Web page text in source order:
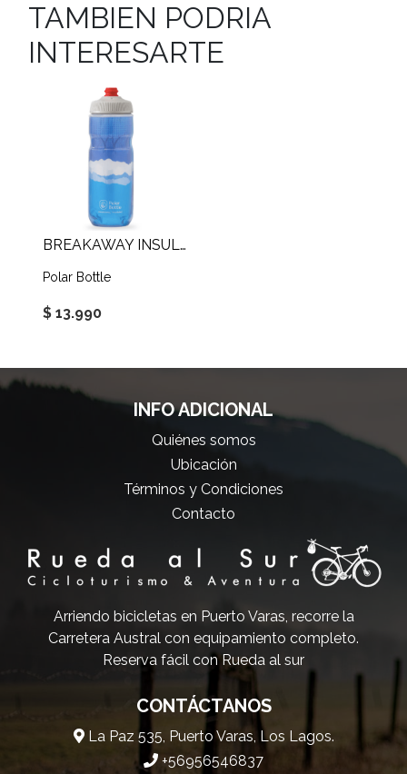
TAMBIEN PODRIA
INTERESARTE
BREAKAWAY INSULATED SURGE 600 ML
Polar Bottle
$ 13.990
INFO ADICIONAL
Quiénes somos
Ubicación
Términos y Condiciones
Contacto
Arriendo bicicletas en Puerto Varas, recorre la
Carretera Austral con equipamiento completo.
Reserva fácil con Rueda al sur
CONTÁCTANOS
La Paz 535, Puerto Varas, Los Lagos.
+56956546837